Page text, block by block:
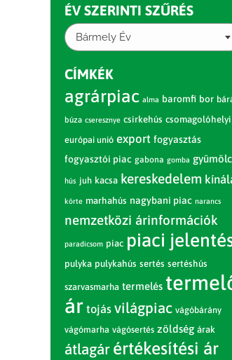
ÉV SZERINTI SZŰRÉS
Bármely Év
CÍMKÉK
agrárpiac alma baromfi bor
búza cseresznye csirkehús
európai unió export fogyasztás
fogyasztói piac gabona gomba
hús juh kacsa kereskedelem
körte marhahús nagybani piac narancs
nemzetközi árinformációk
paradicsom piac piaci
pulyka pulykahús sertés sertéshús
szarvasmarha termelés
ár tojás világpiac vágóbárány
vágómarha vágósertés zöldség árak
átlagár értékesítési ár